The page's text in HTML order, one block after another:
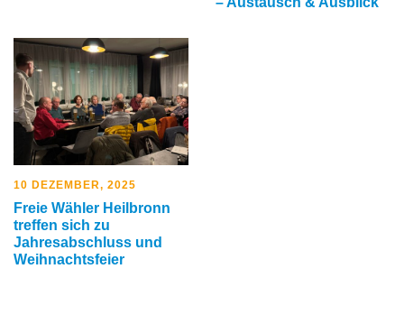
10 DEZEMBER, 2025
Freie Wähler Heilbronn
treffen sich zu
Jahresabschluss und
Weihnachtsfeier